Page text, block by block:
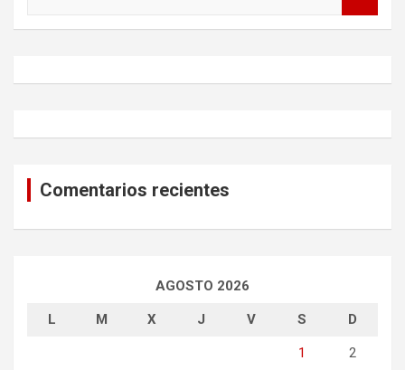
h
Comentarios recientes
AGOSTO 2026
L M X J V S D
1 2